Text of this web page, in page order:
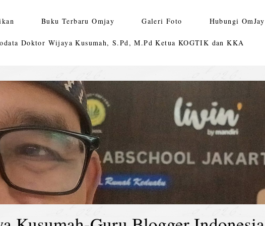
Buku Terbaru Omjay Galeri Foto Hubungi OmJay
Doktor Wijaya Kusumah, S.Pd, M.Pd Ketua KOGTIK dan KKA